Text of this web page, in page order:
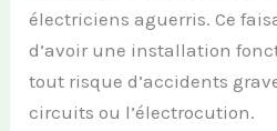
électriciens aguerris. Ce
d’avoir une installation
tout risque d’accidents
circuits ou l’électrocution.